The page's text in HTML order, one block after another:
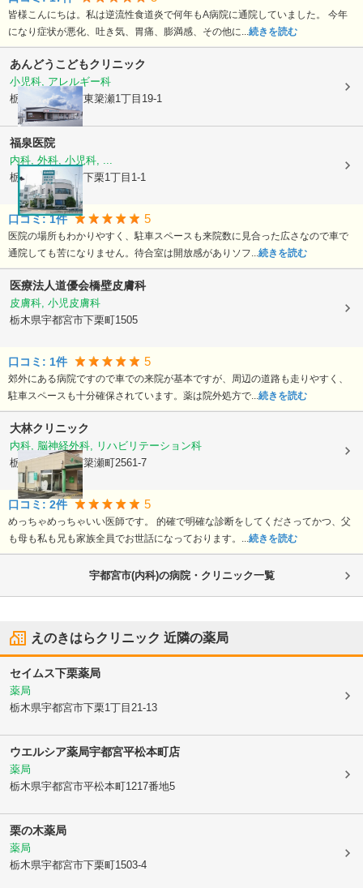
皆様こんにちは。私は逆流性食道炎で何年もA病院に通院していました。 今年
になり症状が悪化、吐き気、胃痛、膨満感、その他に...続きを読む
あんどうこどもクリニック
小児科, アレルギー科
栃木県宇都宮市東簗瀬1丁目19-1
福泉医院
内科, 外科, 小児科, ...
栃木県宇都宮市下栗1丁目1-1
口コミ:1件 5
医院の場所もわかりやすく、駐車スペースも来院数に見合った広さなので車で
通院しても苦になりません。待合室は開放感がありソフ...続きを読む
医療法人道優会橋壁皮膚科
皮膚科, 小児皮膚科
栃木県宇都宮市下栗町1505
口コミ: 1件 5
郊外にある病院ですので車での来院が基本ですが、周辺の道路も走りやすく、
駐車スペースも十分確保されています。薬は院外処方で...続きを読む
大林クリニック
内科, 脳神経外科, リハビリテーション科
栃木県宇都宮市簗瀬町2561-7
口コミ: 2件 5
めっちゃめっちゃいい医師です。 的確で明確な診断をしてくださってかつ、父
も母も私も兄も家族全員でお世話になっております。...続きを読む
宇都宮市(内科)の病院・クリニック一覧
えのきはらクリニック 近隣の薬局
セイムス下栗薬局
薬局
栃木県宇都宮市下栗1丁目21-13
ウエルシア薬局宇都宮平松本町店
薬局
栃木県宇都宮市平松本町1217番地5
栗の木薬局
薬局
栃木県宇都宮市下栗町1503-4